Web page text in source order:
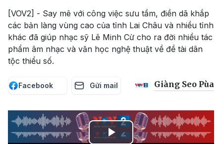
[VOV2] - Say mê với công việc sưu tầm, điền dã khắp
các bản làng vùng cao của tỉnh Lai Châu và nhiều tỉnh
khác đã giúp nhạc sỹ Lê Minh Cừ cho ra đời nhiều tác
phẩm âm nhạc và văn học nghệ thuật về đề tài dân
tộc thiểu số.
Facebook Gửi mail Giàng Seo Pùa